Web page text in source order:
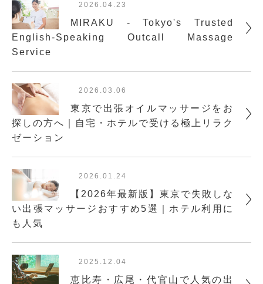
2026.04.23
MIRAKU - Tokyo's Trusted
English-Speaking Outcall Massage
Service
2026.03.06
東京で出張オイルマッサージをお
探しの方へ｜自宅・ホテルで受ける極上リラク
ゼーション
2026.01.24
【2026年最新版】東京で失敗しな
い出張マッサージおすすめ5選｜ホテル利用に
も人気
2025.12.04
恵比寿・広尾・代官山で人気の出